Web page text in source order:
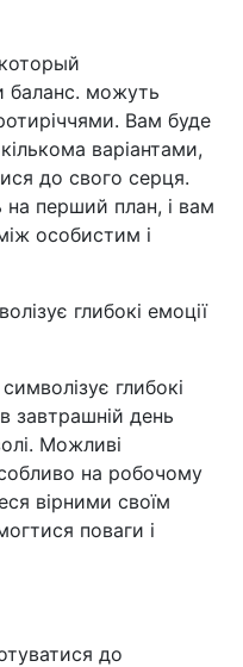
баланс. можуть
Вам буде
варіантами,
до свого серця.
на перший план, і вам
особистим і
глибокі емоції
глибокі
завтрашній день
Можливі
на робочому
вірними своїм
поваги і
до